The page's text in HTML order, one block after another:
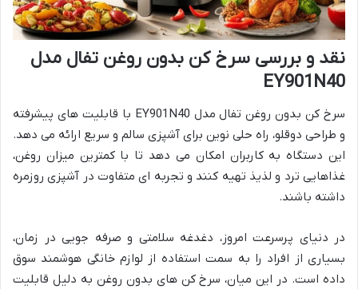
نقد و بررسی سرخ کن بدون روغن تفال مدل
EY901N40
سرخ کن بدون روغن تفال مدل EY901N40 با قابلیت های پیشرفته
و طراحی دوقلو، راه حلی نوین برای آشپزی سالم و سریع ارائه می دهد.
این دستگاه به کاربران امکان می دهد تا با کمترین میزان روغن،
غذاهایی ترد و لذیذ تهیه کنند و تجربه ای متفاوت در آشپزی روزمره
داشته باشند.
در دنیای پرسرعت امروز، دغدغه سلامتی و صرفه جویی در زمان،
بسیاری از افراد را به سمت استفاده از لوازم خانگی هوشمند سوق
داده است. در این میان، سرخ کن های بدون روغن به دلیل قابلیت